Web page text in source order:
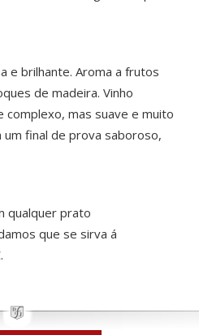
e brilhante. Aroma a frutos
de madeira. Vinho
mas suave e muito
final de prova saboroso,
qualquer prato
que se sirva á